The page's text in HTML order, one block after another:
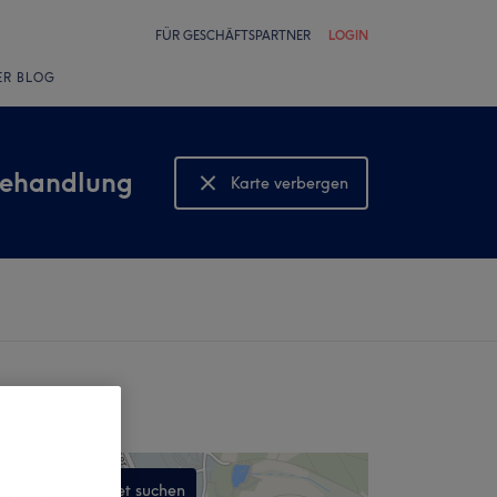
FÜR GESCHÄFTSPARTNER LOGIN
BLOG
Karte verbergen
Karte anzeigen
In diesem Gebiet suchen